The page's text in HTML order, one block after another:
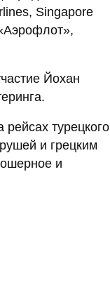
Singapore
Йохан
турецкого
и грецким
и